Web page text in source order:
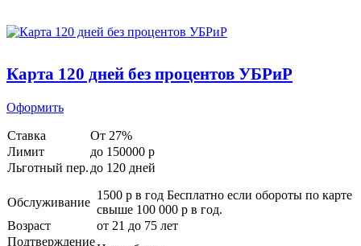
Карта 120 дней без процентов УБРиР
Оформить
Ставка
От 27%
Лимит
до 150000 p
Льготный пер. до 120 дней
Обслуживание
1500 p в год Бесплатно если обороты по карте
свыше 100 000 р в год.
Возраст
от 21 до 75 лет
Подтверждение